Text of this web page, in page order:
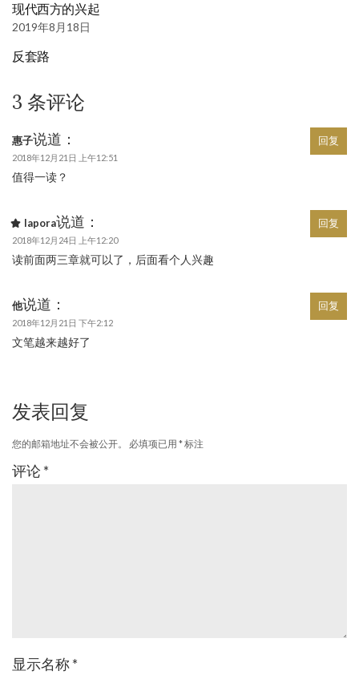
现代西方的兴起
2019年8月18日
反套路
3 条评论
惠子说道：
2018年12月21日 上午12:51
值得一读？
回复
lapora说道：
2018年12月24日 上午12:20
读前面两三章就可以了，后面看个人兴趣
回复
他说道：
2018年12月21日 下午2:12
文笔越来越好了
回复
发表回复
您的邮箱地址不会被公开。 必填项已用 *标注
评论 *
显示名称*